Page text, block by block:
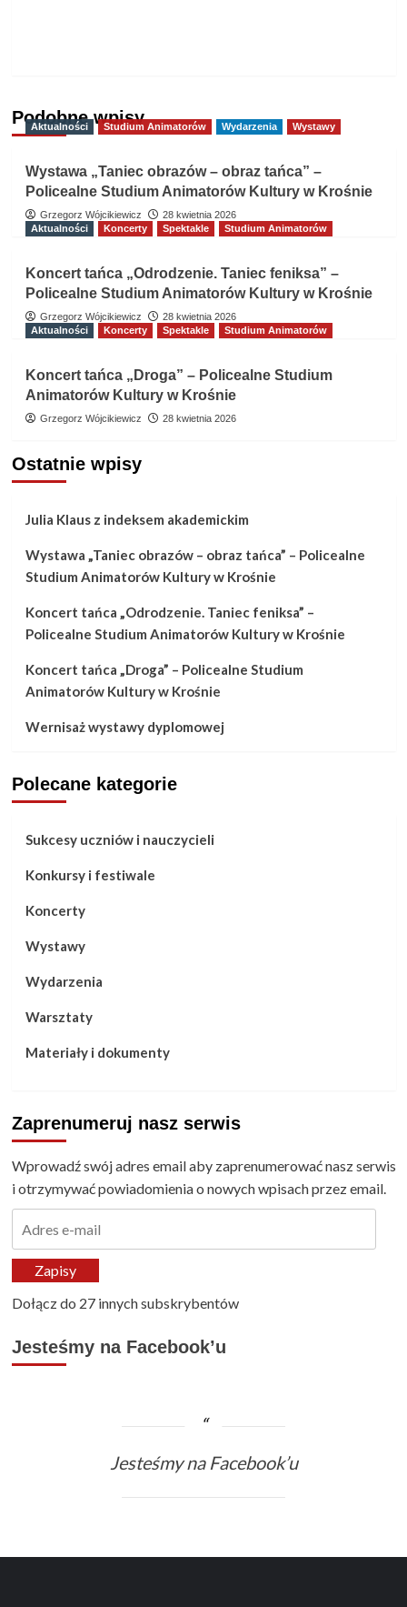
Podobne wpisy
Aktualności Studium Animatorów Wydarzenia Wystawy
Wystawa „Taniec obrazów – obraz tańca” –
Policealne Studium Animatorów Kultury w Krośnie
Grzegorz Wójcikiewicz
28 kwietnia 2026
Aktualności
Koncerty Spektakle Studium Animatorów
Koncert tańca „Odrodzenie. Taniec feniksa” –
Policealne Studium Animatorów Kultury w Krośnie
Grzegorz Wójcikiewicz
28 kwietnia 2026
Aktualności
Koncerty Spektakle Studium Animatorów
Koncert tańca „Droga” – Policealne Studium
Animatorów Kultury w Krośnie
Grzegorz Wójcikiewicz 28 kwietnia 2026
Ostatnie wpisy
Julia Klaus z indeksem akademickim
Wystawa „Taniec obrazów – obraz tańca” – Policealne
Studium Animatorów Kultury w Krośnie
Koncert tańca „Odrodzenie. Taniec feniksa” –
Policealne Studium Animatorów Kultury w Krośnie
Koncert tańca „Droga” – Policealne Studium
Animatorów Kultury w Krośnie
Wernisaż wystawy dyplomowej
Polecane kategorie
Sukcesy uczniów i nauczycieli
Konkursy i festiwale
Koncerty
Wystawy
Wydarzenia
Warsztaty
Materiały i dokumenty
Zaprenumeruj nasz serwis
Wprowadź swój adres email aby zaprenumerować nasz serwis
i otrzymywać powiadomienia o nowych wpisach przez email.
mailZapisy
Dołącz do 27 innych subskrybentów
Jesteśmy na Facebook’u
Jesteśmy na Facebook’u